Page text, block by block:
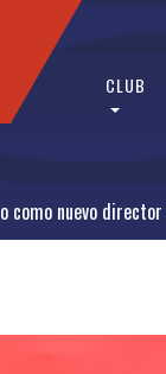
CLUB
como nuevo